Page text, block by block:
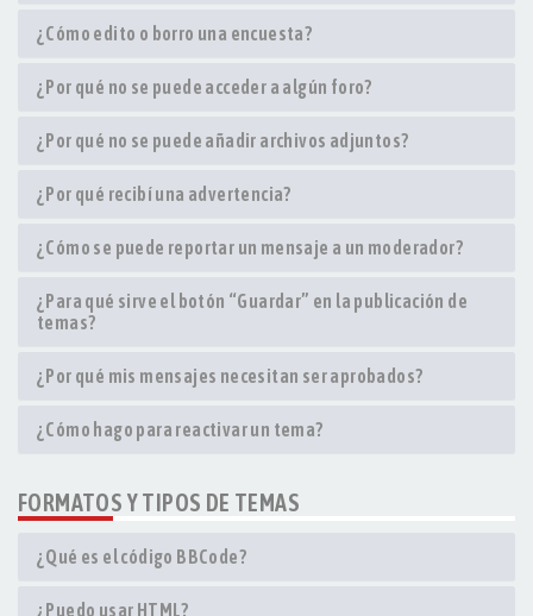
¿Cómo edito o borro una encuesta?
¿Por qué no se puede acceder a algún foro?
¿Por qué no se puede añadir archivos adjuntos?
¿Por qué recibí una advertencia?
¿Cómo se puede reportar un mensaje a un moderador?
¿Para qué sirve el botón “Guardar” en la publicación de
temas?
¿Por qué mis mensajes necesitan ser aprobados?
¿Cómo hago para reactivar un tema?
FORMATOS Y TIPOS DE TEMAS
¿Qué es el código BBCode?
¿Puedo usar HTML?